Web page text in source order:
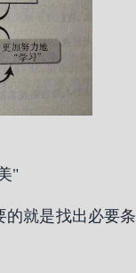
"
的就是找出必要条